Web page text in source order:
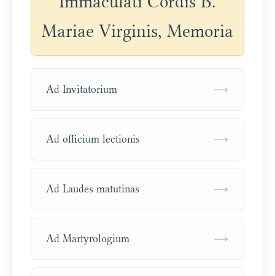
Mariae Virginis, Memoria
Ad Invitatorium →
Ad officium lectionis →
Ad Laudes matutinas →
Ad Martyrologium →